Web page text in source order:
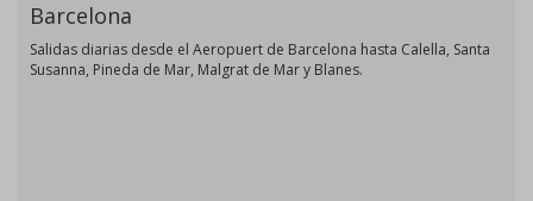
Barcelona
Salidas diarias desde el Aeropuert de Barcelona hasta Calella, Santa
Susanna, Pineda de Mar, Malgrat de Mar y Blanes.